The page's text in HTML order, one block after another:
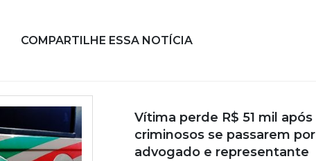
COMPARTILHE ESSA NOTÍCIA
Vítima perde R$ 51 mil após
criminosos se passarem por
advogado e representante